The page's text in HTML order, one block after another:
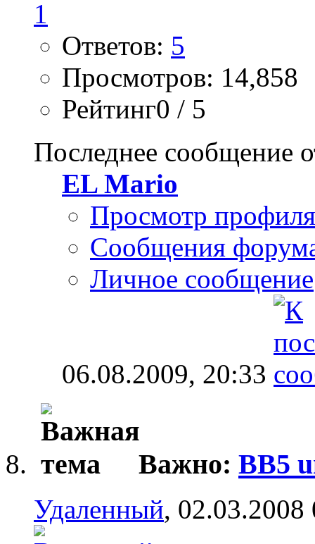
Ответов: 5
Просмотров: 14,858
Рейтинг0 / 5
Последнее сообщение
EL Mario
Просмотр профиля
Сообщения
Личное сообщение
06.08.2009, 20:33
Важно: BB5
Удаленный, 02.03.2008